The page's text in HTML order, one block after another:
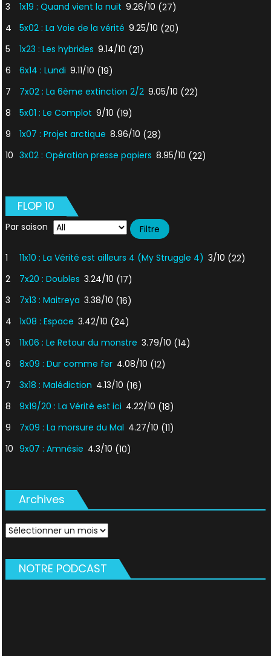
3
1x19 : Quand vient la nuit 9.26/10 (27)
4
5x02 : La Voie de la vérité 9.25/10 (20)
5
1x23 : Les hybrides 9.14/10 (21)
6
6x14 : Lundi 9.11/10 (19)
7
7x02 : La 6ème extinction 2/2 9.05/10 (22)
8
5x01 : Le Complot 9/10 (19)
9
1x07 : Projet arctique 8.96/10 (28)
10 3x02 : Opération presse papiers 8.95/10 (22)
FLOP 10
Par saison
1 11x10 : La Vérité est ailleurs 4 (My Struggle 4) 3/10 (22)
2
7x20 : Doubles 3.24/10 (17)
3
7x13 : Maitreya 3.38/10 (16)
4
1x08 : Espace 3.42/10 (24)
5
11x06 : Le Retour du monstre 3.79/10 (14)
6
8x09 : Dur comme fer 4.08/10 (12)
7
3x18 : Malédiction 4.13/10 (16)
8
9x19/20 : La Vérité est ici 4.22/10 (18)
9
7x09 : La morsure du Mal 4.27/10 (11)
10 9x07 : Amnésie 4.3/10 (10)
Archives
Archives
NOTRE PODCAST